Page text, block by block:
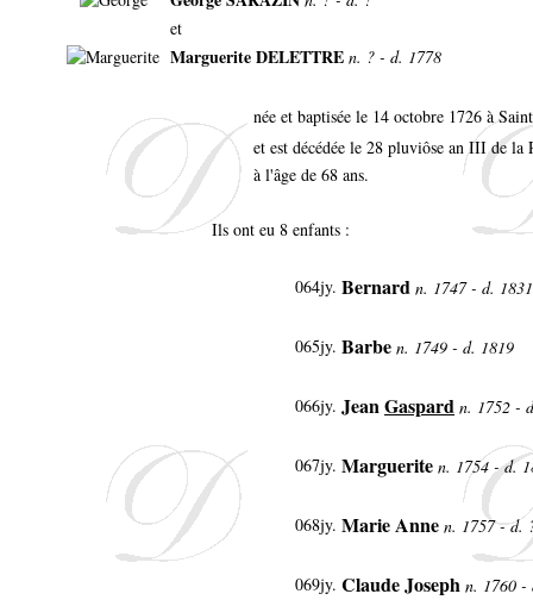
et
Marguerite DELETTRE n. ? - d. 1778
née et baptisée le 14 octobre 1726 à
et est décédée le 28 pluviôse an III de
à l'âge de 68 ans.
Ils ont eu 8 enfants :
064jy. Bernard n. 1747 - d.
065jy. Barbe n. 1749 - d. 1819
066jy. JeanGaspard n. 1752 -
067jy. Marguerite n. 1754 - d.
068jy. Marie Anne n. 1757 - d.
069jy. Claude Joseph n. 1760